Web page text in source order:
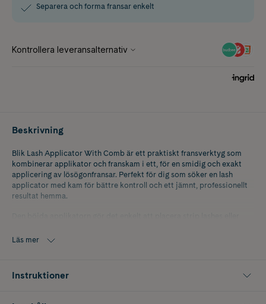
Separera och forma fransar enkelt
Beskrivning
Blik Lash Applicator With Comb är ett praktiskt fransverktyg som
kombinerar applikator och franskam i ett, för en smidig och exakt
applicering av lösögonfransar. Perfekt för dig som söker en lash
applicator med kam för bättre kontroll och ett jämnt, professionellt
resultat hemma.
stadigt grepp vid applicering. Den integrerade franskammen hjälper
Läs mer
Instruktioner